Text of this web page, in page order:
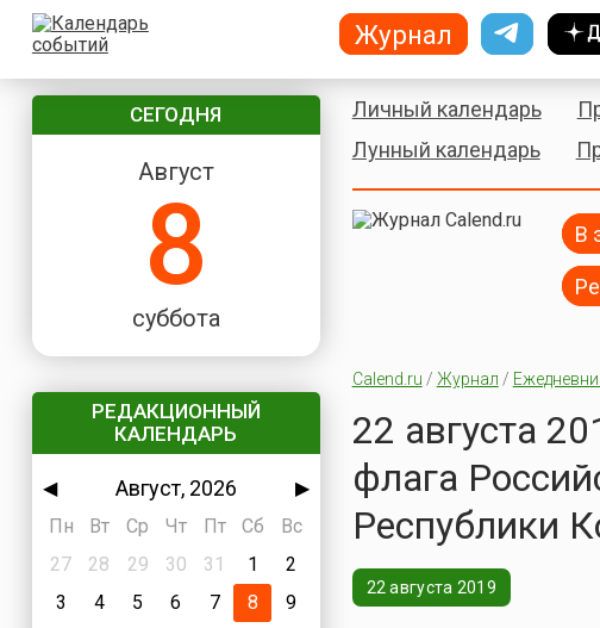
СЕГОДНЯ
Август
8
суббота
РЕДАКЦИОННЫЙ
КАЛЕНДАРЬ
◀ Август, 2026
▶
Пн
Вт Ср Чт Пт Сб
Вс
27
28 29 30 31 1
2
3
4 5 6 7 8
9
Личный календарь
Лунный календарь
В
Calend.ru / Журнал /
22 августа
флага
Республики
22 августа 2019
Журнал